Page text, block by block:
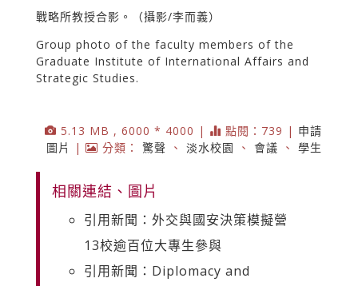
戰略所教授合影。（攝影/李而義）
Group photo of the faculty members of the
Graduate Institute of International Affairs and
Strategic Studies.
5.13 MB , 6000 * 4000 | 點閱：739 | 申請
圖片
| 分類： 驚聲 、 淡水校園 、 會議 、 學生
相關連結、圖片
引用新聞：外交與國安決策模擬營
13校逾百位大專生參與
引用新聞：Diplomacy and